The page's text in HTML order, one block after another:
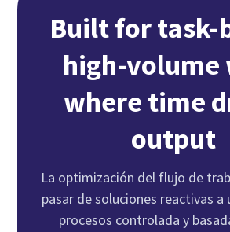
Built for task-
high-volume
where time
output
La optimización del flujo de
pasar de soluciones reactivas a
procesos controlada y